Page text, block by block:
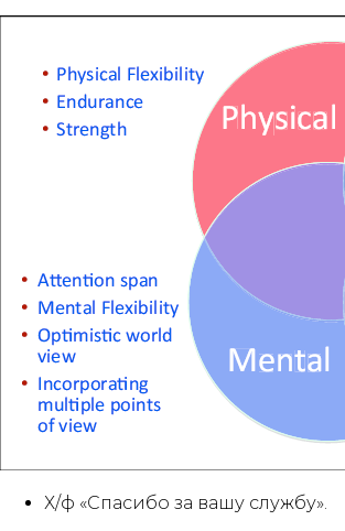
Х/ф «Спасибо за вашу службу».